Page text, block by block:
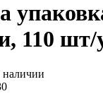
110 шт/
наличии